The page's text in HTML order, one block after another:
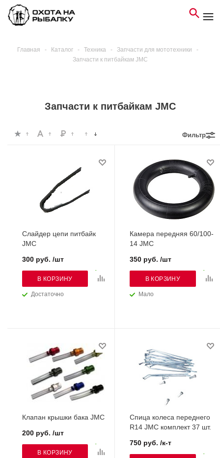
Главная - Каталог - Техника - Запчасти для мототехники
-
Запчасти к питбайкам JMC
Запчасти к питбайкам JMC
Фильтр
Слайдер цепи питбайк
JMC
Достаточно
300 руб. /шт
В КОРЗИНУ
Камера передняя 60/100-
14 JMC
Мало
350 руб. /шт
В КОРЗИНУ
Клапан крышки бака JMC
200 руб. /шт
В КОРЗИНУ
Спица колеса переднего
R14 JMC комплект 37 шт.
750 руб. /к-т